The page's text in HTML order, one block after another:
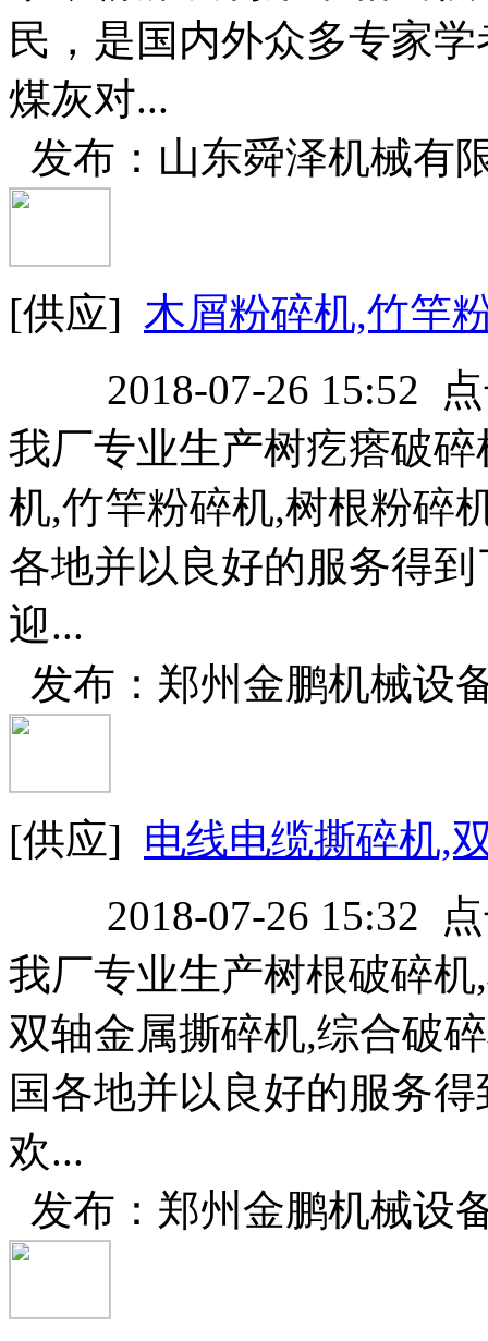
民，是国内外众多专家
煤灰对...
发布：山东舜泽机械有
[供应] 木屑粉碎机,竹竿
2018-07-26 15:52
我厂专业生产树疙瘩破
机,竹竿粉碎机,树根粉碎
各地并以良好的服务得
迎...
发布：郑州金鹏机械设
[供应] 电线电缆撕碎机,
2018-07-26 15:32
我厂专业生产树根破碎
双轴金属撕碎机,综合破
国各地并以良好的服务
欢...
发布：郑州金鹏机械设